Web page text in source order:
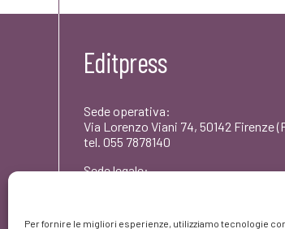
Per fornire le migliori esperienze, utilizziamo tecnologie
€13,00.
Editpress
Sede operativa:
Via Lorenzo Viani 74, 50142 Firenze
tel. 055 7878140
Sede legale: